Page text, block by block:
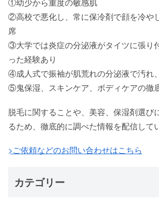
①幼少から重度の敏感肌
②高校で悪化し、常に保冷剤で顔を冷や
席
③大学では炎症の分泌液がタイツに張り
った経験あり
④成人式で振袖が肌荒れの分泌液で汚れ
⑤鬼保湿、スキンケア、ボディケアの徹
脱毛に関することや、美容、保湿剤選び
るため、徹底的に調べた情報を配信して
>ご依頼などのお問い合わせはこちら
カテゴリー